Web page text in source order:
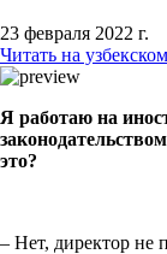
23 февраля 2022 г.
Читать на
Я работаю на
это?
– Нет, директор не